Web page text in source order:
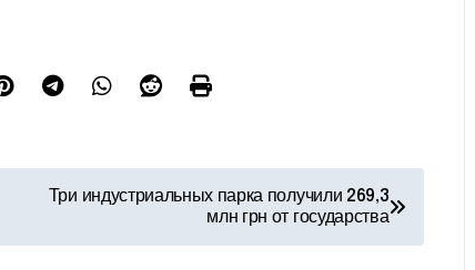
Три индустриальных парка получили 269,3
млн грн от государства